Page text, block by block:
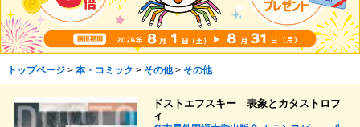
トップページ> 本・コミック > その他> その他
ドストエフスキー 表象とカタストロフ
ィ